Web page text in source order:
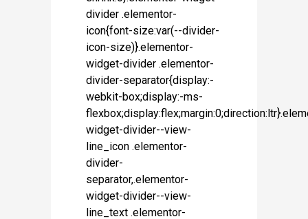
divider .elementor-
icon{font-size:var(--divider-
icon-size)}.elementor-
widget-divider .elementor-
divider-separator{display:-
webkit-box;display:-ms-
widget-divider--view-
line_icon .elementor-
divider-
separator,.elementor-
widget-divider--view-
line_text .elementor-